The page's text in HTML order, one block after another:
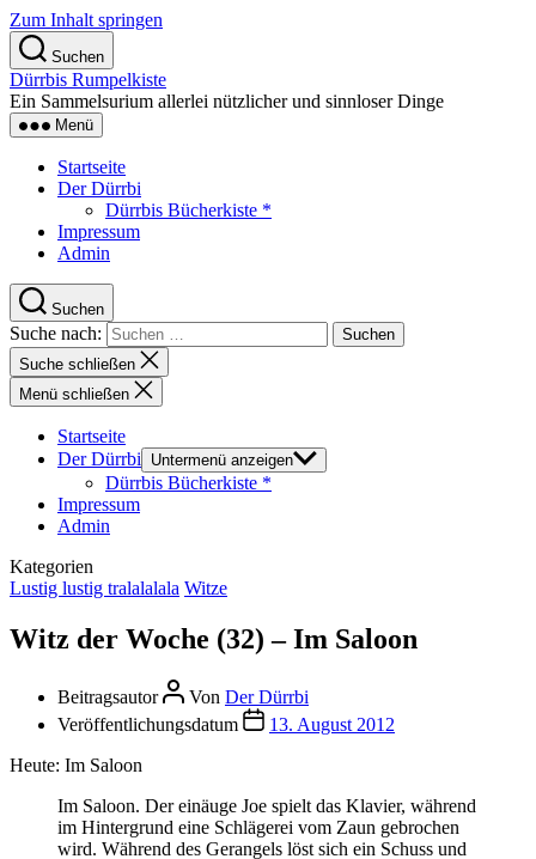
Zum Inhalt springen
Suchen
Dürrbis Rumpelkiste
Ein Sammelsurium allerlei nützlicher und sinnloser Dinge
Menü
Startseite
Der Dürrbi
Dürrbis Bücherkiste *
Impressum
Admin
Suchen
Suche nach:
Suche schließen
Menü schließen
Startseite
Der Dürrbi
Untermenü anzeigen
Dürrbis Bücherkiste *
Impressum
Admin
Kategorien
Lustig lustig tralalalala Witze
Witz der Woche (32) – Im Saloon
Beitragsautor Von Der Dürrbi
Veröffentlichungsdatum
13. August 2012
Heute: Im Saloon
Im Saloon. Der einäuge Joe spielt das Klavier, während
im Hintergrund eine Schlägerei vom Zaun gebrochen
wird. Während des Gerangels löst sich ein Schuss und